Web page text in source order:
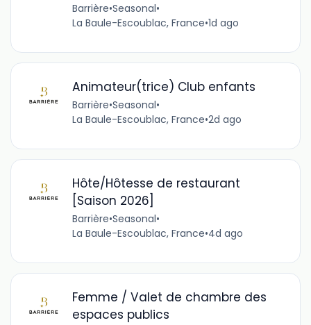
Barrière•Seasonal•
La Baule-Escoublac, France•1d ago
Animateur(trice) Club enfants
Barrière•Seasonal•
La Baule-Escoublac, France•2d ago
Hôte/Hôtesse de restaurant
[Saison 2026]
Barrière•Seasonal•
La Baule-Escoublac, France•4d ago
Femme / Valet de chambre des
espaces publics